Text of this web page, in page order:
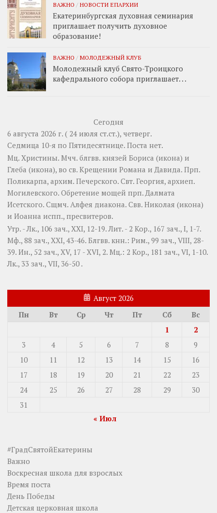
ВАЖНО / НОВОСТИ ЕПАРХИИ
Екатеринбургская духовная семинария
приглашает получить духовное
образование!
ВАЖНО / МОЛОДЕЖНЫЙ КЛУБ
Молодежный клуб Свято-Троицкого
кафедрального собора приглашает. . .
Сегодня
6 августа 2026 г. ( 24 июля ст.ст.), четверг.
Седмица 10-я по Пятидесятнице. Поста нет.
Мц. Христины. Мчч. блгвв. князей Бориса (икона) и
Глеба (икона), во св. Крещении Романа и Давида. Прп.
Поликарпа, архим. Печерского. Свт. Георгия, архиеп.
Могилевского. Обретение мощей прп. Далмата
Исетского. Сщмч. Алфея диакона. Свв. Николая (икона)
и Иоанна испп., пресвитеров.
Утр. -Лк., 106 зач., XXI, 12-19.Лит. - 2 Кор., 167 зач., I, 1-7.
Мф., 88 зач., XXI, 43-46. Блгвв. кнн.: Рим., 99 зач., VIII, 28-
39. Ин., 52 зач., XV, 17 - XVI, 2. Мц.: 2 Кор., 181 зач., VI, 1-10.
Лк., 33 зач., VII, 36-50 .
Август 2026
Пн
Вт Ср Чт Пт Сб
Вс
1
2
3
4 5 6 7 8
9
10
11 12 13 14 15
16
17
18 19 20 21 22
23
24
25 26 27 28 29
30
31
« Июл
#ГрадСвятойЕкатерины
Важно
Воскресная школа для взрослых
Время поста
День Победы
Детская церковная школа